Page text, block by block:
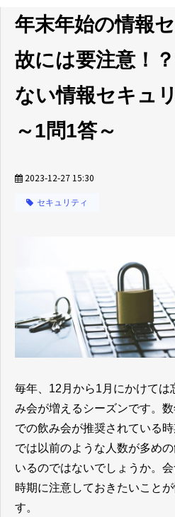
年末年始の情報
故には要注意！
ない情報セキュ
～1問1答～
2023-12-27 15:30
セキュリティ
毎年、12月から1月にかけては
み会が増えるシーズンです。
での飲み会が推奨されている
では以前のような人数が多め
いるのではないでしょうか。
時期に注意しておきたいこと
す。